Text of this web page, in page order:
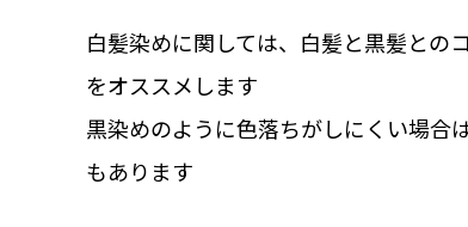
白髪染めに関しては、白髪と黒髪との
をオススメします
黒染めのように色落ちがしにくい場合
もあります